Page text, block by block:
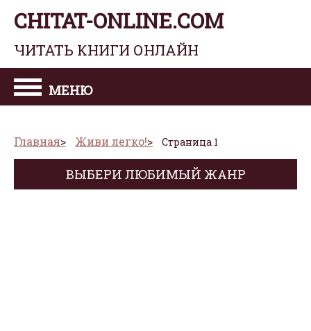
CHITAT-ONLINE.COM
ЧИТАТЬ КНИГИ ОНЛАЙН
МЕНЮ
Главная Живи легко! Страница 1
ВЫБЕРИ ЛЮБИМЫЙ ЖАНР